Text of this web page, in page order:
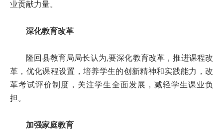
业贡献力量。
深化教育改革
隆回县教育局局长认为,要深化教育改革，推进课程改
革，优化课程设置，培养学生的创新精神和实践能力，改
革考试评价制度，关注学生全面发展，减轻学生课业负
担。
加强家庭教育